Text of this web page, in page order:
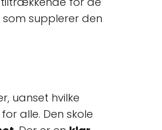
som supplerer den
uanset hvilke
alle. Den skole